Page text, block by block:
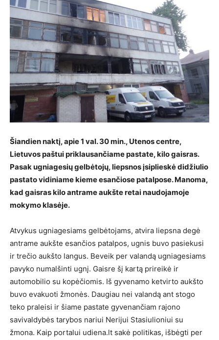
Šiandien naktį, apie 1 val. 30 min., Utenos centre,
Lietuvos paštui priklausančiame pastate, kilo gaisras.
Pasak ugniagesių gelbėtojų, liepsnos įsiplieskė didžiulio
pastato vidiniame kieme esančiose patalpose. Manoma,
kad gaisras kilo antrame aukšte retai naudojamoje
mokymo klasėje.
Atvykus ugniagesiams gelbėtojams, atvira liepsna degė
antrame aukšte esančios patalpos, ugnis buvo pasiekusi
ir trečio aukšto langus. Beveik per valandą ugniagesiams
pavyko numalšinti ugnį. Gaisre šį kartą prireikė ir
automobilio su kopėčiomis. Iš gyvenamo ketvirto aukšto
buvo evakuoti žmonės. Daugiau nei valandą ant stogo
teko praleisi ir šiame pastate gyvenančiam rajono
savivaldybės tarybos nariui Nerijui Stasiulioniui su
žmona. Kaip portalui udiena.lt sakė politikas, išbėgti per